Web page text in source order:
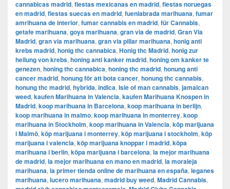
cannabicas madrid, fiestas mexicanas en madrid, fiestas noruegas
en madrid, fiestas suecas en madrid, fuenlabrada marihuana, fumar
amrihuana de interior, fumar cannabis en madrid, für Cannabis,
getafe marihuana, goya marihuana, gran via de madrid, ​​Gran Via
Madrid, gran via marihuana, gran via pillar marihuana, honig anti
krebs madrid, honig thc cannabica, Honig thc Madrid, honig zur
heilung von krebs, honing anti kanker madrid, honing om kanker te
genezen, honing thc cannabica, honing thc madrid, honung anti
cancer madrid, honung för att bota cancer, honung thc cannabis,
honung thc madrid, hybrida, indica, Isle of man cannabis, jamaican
weed, kaufen Marihuana in Valencia, kaufen Marihuana Knospen in
Madrid, koop marihuana in Barcelona, koop marihuana in berlijn,
koop marihuana in malmo, koop marihuana in monterrey, koop
marihuana in Stockholm, ​​koop marihuana in Valencia, köp marijuana
i Malmö, köp marijuana i monterrey, köp marijuana i stockholm, ​​köp
marijuana i valencia, köp marijuana knoppar i madrid, köpa
marihuana i berlin, köpa marijuana i barcelona, la mejor marihuana
de madrid, la mejor marihuana en mano en madrid, la moraleja
marihuana, la primer tienda online de marihuana en españa, leganes
marihuana, lucero marihuana, madrid buy weed, Madrid Cannabis,